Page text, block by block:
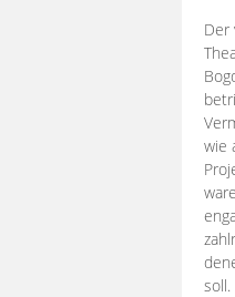
Der
wie
zahlr
soll.